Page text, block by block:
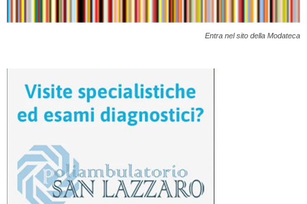
Entra nel sito della Modateca